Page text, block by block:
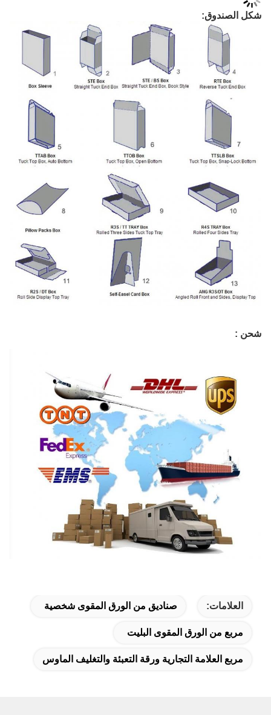
شكل الصندوق:
شحن :
العلامات: صناديق من الورق المقوى شخصية
مربع من الورق المقوى البليت
مربع العلامة التجارية ورقة التعبئة والتغليف الماوس